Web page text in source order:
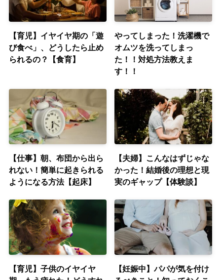
【育児】イヤイヤ期の「遊
び食べ」、どうしたら止め
られるの？【食育】
やってしまった！洗濯機で
オムツを洗ってしまっ
た！！対処方法教えま
す！！
【仕事】朝、布団から出ら
れない！簡単に起きられる
ようになる方法【起床】
【夫婦】こんなはずじゃな
かった！結婚後の理想と現
実のギャップ【体験談】
【育児】子供のイヤイヤ
【妊娠中】パパが気を付け